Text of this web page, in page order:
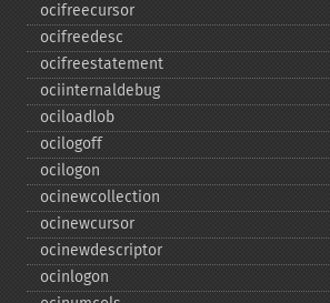
ocifreecursor
ocifreedesc
ocifreestatement
ociinternaldebug
ociloadlob
ocilogoff
ocilogon
ocinewcollection
ocinewcursor
ocinewdescriptor
ocinlogon